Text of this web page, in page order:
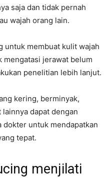
saja dan tidak pernah
wajah orang lain.
untuk membuat kulit wajah
mengatasi jerawat belum
penelitian lebih lanjut.
kering, berminyak,
dapat dengan
dokter untuk mendapatkan
tepat.
menjilati